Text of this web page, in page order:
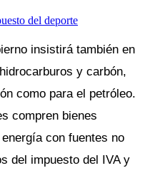
del deporte
insistirá también en
y carbón,
como para el petróleo.
compren bienes
con fuentes no
del impuesto del IVA y